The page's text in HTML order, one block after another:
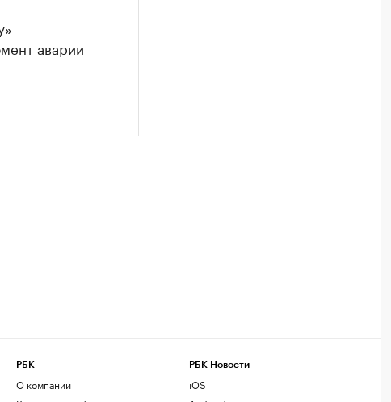
аварии
РБК
О компании
РБК Новости
iOS